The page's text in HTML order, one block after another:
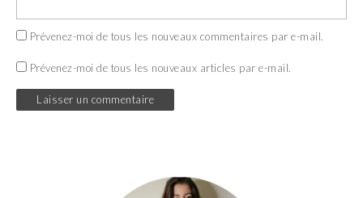
Prévenez-moi de tous les nouveaux commentaires par e-mail.
Prévenez-moi de tous les nouveaux articles par e-mail.